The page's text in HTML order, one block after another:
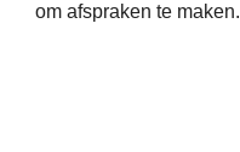
om afspraken te maken.